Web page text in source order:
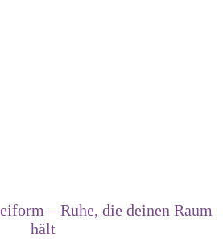
– Ruhe, die deinen Raum
hält